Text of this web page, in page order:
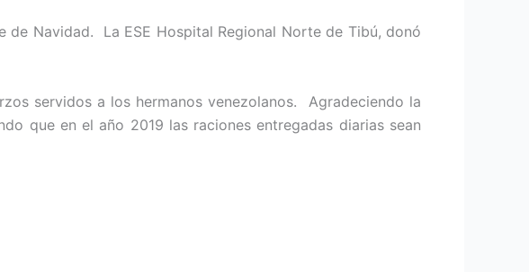
Navidad. La ESE Hospital Regional Norte de Tibú, donó
servidos a los hermanos venezolanos. Agradeciendo la
que en el año 2019 las raciones entregadas diarias sean